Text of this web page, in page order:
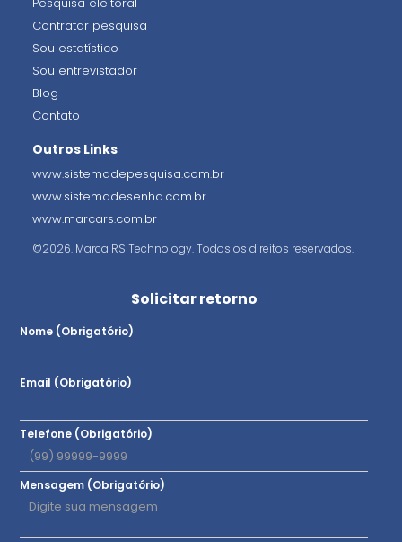
Contratar pesquisa
Sou estatístico
Sou entrevistador
Blog
Contato
Outros Links
www.sistemadepesquisa.com.br
www.sistemadesenha.com.br
www.marcars.com.br
©2026. Marca RS Technology. Todos os direitos reservados.
Solicitar retorno
Nome (Obrigatório)
Email (Obrigatório)
Telefone (Obrigatório)
Mensagem (Obrigatório)